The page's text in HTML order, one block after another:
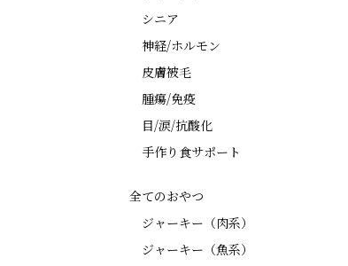
シニア
神経/ホルモン
皮膚被毛
腫瘍/免疫
目/涙/抗酸化
手作り食サポート
全てのおやつ
ジャーキー（肉系）
ジャーキー（魚系）